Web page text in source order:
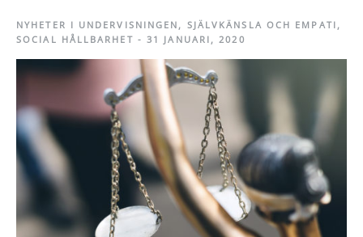
NYHETER I UNDERVISNINGEN , SJÄLVKÄNSLA OCH EMPATI ,
SOCIAL HÅLLBARHET -31 JANUARI, 2020